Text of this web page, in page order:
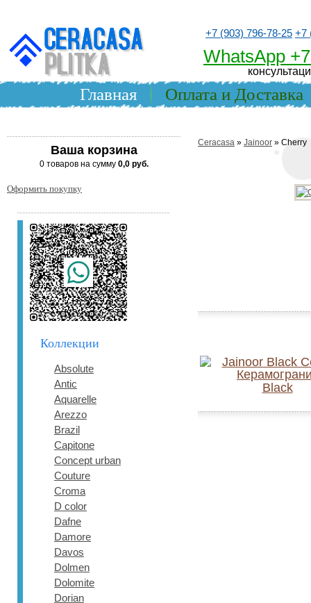
+7 (903) 796-78-25 +7
WhatsApp
Главная Оплата и Доставка
Ваша корзина
0 товаров на сумму 0,0 руб.
Оформить покупку
Коллекции
Absolute
Antic
Aquarelle
Arezzo
Brazil
Capitone
Concept urban
Couture
Croma
D color
Dafne
Damore
Davos
Dolmen
Dolomite
Dorian
Ceracasa » Jainoor » Cherry
Black